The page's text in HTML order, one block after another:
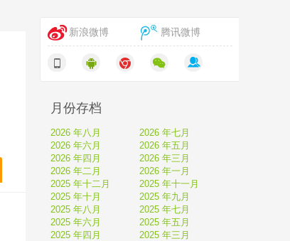
新浪微博 腾讯微博
月份存档
2026 年八月
2026 年七月
2026 年六月
2026 年五月
2026 年四月
2026 年三月
2026 年二月
2026 年一月
2025 年十二月
2025 年十一月
2025 年十月
2025 年九月
2025 年八月
2025 年七月
2025 年六月
2025 年五月
2025 年四月
2025 年三月